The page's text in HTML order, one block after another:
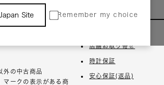
Site Remember my choice
外の中古商品
マークの表示がある商
サービス
店舗お取り寄せ
時計保証
安心保証(返品)